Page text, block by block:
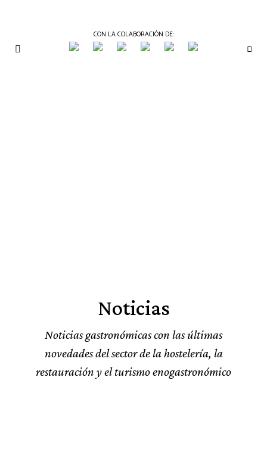
CON LA COLABORACIÓN DE:
Noticias
Noticias gastronómicas con las últimas
novedades del sector de la hostelería, la
restauración y el turismo enogastronómico